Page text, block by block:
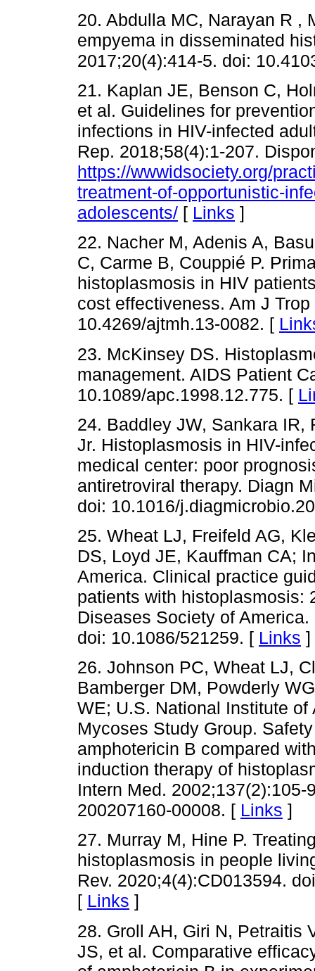
20. Abdulla MC, Narayan R ,
empyema in disseminated
2017;20(4):414-5. doi:
21. Kaplan JE, Benson C,
et al. Guidelines for
infections in HIV-infected
Rep. 2018;58(4):1-207.
https://wwwidsociety.org/
treatment-of-opportunistic-
adolescents/ [ Links ]
22. Nacher M, Adenis A,
C, Carme B, Couppié P.
histoplasmosis in HIV
cost effectiveness. Am J
10.4269/ajtmh.13-0082. [
23. McKinsey DS.
management. AIDS Patient
10.1089/apc.1998.12.775. [
24. Baddley JW, Sankara IR,
Jr. Histoplasmosis in HIV-
medical center: poor
antiretroviral therapy. Diagn
doi: 10.1016/
25. Wheat LJ, Freifeld AG,
DS, Loyd JE, Kauffman CA;
America. Clinical practice
patients with histoplasmosis:
Diseases Society of
doi: 10.1086/521259. [ Links ]
26. Johnson PC, Wheat LJ,
Bamberger DM, Powderly
WE; U.S. National Institute
Mycoses Study Group.
amphotericin B compared
induction therapy of
Intern Med.
200207160-00008. [ Links ]
27. Murray M, Hine P.
histoplasmosis in people
Rev. 2020;4(4):CD013594.
[ Links ]
28. Groll AH, Giri N, Petraitis
JS, et al. Comparative